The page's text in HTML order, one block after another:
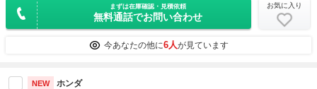
まずは在庫確認・見積依頼
無料通話でお問い合わせ
お気に入り
今あなたの他に6人が見ています
NEW ホンダ